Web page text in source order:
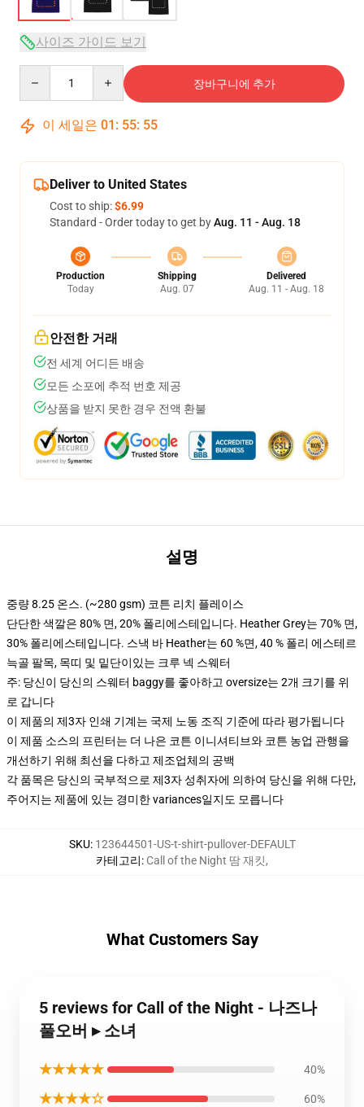
사이즈 가이드 보기
장바구니에 추가
이 세일은 01 : 55: 54
Deliver to United States
Cost to ship:$6.99
Standard - Order today to get byAug. 11 - Aug. 18
Production
Today
Shipping
Aug. 07
Delivered
Aug. 11 - Aug. 18
안전한 거래
전 세계 어디든 배송
모든 소포에 추적 번호 제공
상품을 받지 못한 경우 전액 환불
설명
중량 8.25 온스. (~280 gsm) 코튼 리치 플레이스
단단한 색깔은 80% 면, 20% 폴리에스테입니다. Heather Grey는 70% 면,
30% 폴리에스테입니다. 스낵 바 Heather는 60 %면, 40 % 폴리 에스테르
늑골 팔목, 목띠 및 밑단이있는 크루 넥 스웨터
주: 당신이 당신의 스웨터 baggy를 좋아하고 oversize는 2개 크기를 위
로 갑니다
이 제품의 제3자 인쇄 기계는 국제 노동 조직 기준에 따라 평가됩니다
이 제품 소스의 프린터는 더 나은 코튼 이니셔티브와 코튼 농업 관행을
개선하기 위해 최선을 다하고 제조업체의 공백
각 품목은 당신의 국부적으로 제3자 성취자에 의하여 당신을 위해 다만,
주어지는 제품에 있는 경미한 variances일지도 모릅니다
SKU: 123644501-US-t-shirt-pullover-DEFAULT
카테고리: Call of the Night 땀 재킷,
What Customers Say
5 reviews for Call of the Night - 나즈나
풀오버 ▸ 소녀
★★★★★ 40%
★★★★☆ 60%